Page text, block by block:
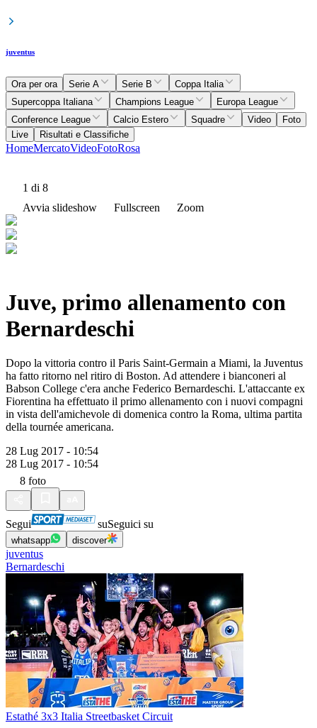
juventus
Ora per ora Serie A Serie B
Coppa Italia
Supercoppa Italiana
Champions League
Europa League
Conference League
Calcio Estero Squadre Video
Foto
Live
Risultati e Classifiche
HomeMercatoVideoFotoRosa
1 di 8
Avvia slideshow
Fullscreen Zoom
Juve, primo allenamento con
Bernardeschi
Dopo la vittoria contro il Paris Saint-Germain a Miami, la Juventus
ha fatto ritorno nel ritiro di Boston. Ad attendere i bianconeri al
Babson College c'era anche Federico Bernardeschi. L'attaccante ex
Fiorentina ha effettuato il primo allenamento con i nuovi compagni
in vista dell'amichevole di domenica contro la Roma, ultima partita
della tournée americana.
28 Lug 2017 - 10:54
28 Lug 2017 - 10:54
8 foto
Segui suSeguici su
whatsapp discover
juventus
Bernardeschi
Estathé 3x3 Italia Streetbasket Circuit